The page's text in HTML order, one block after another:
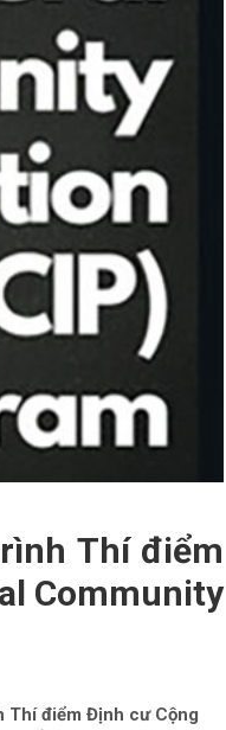
Thí điểm
Community
Thí điểm Định cư Cộng